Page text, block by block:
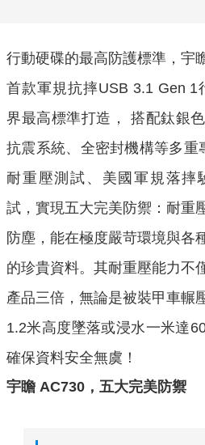
行動硬碟的最高防護標準，宇
首款軍規抗摔USB 3.1 Gen 1
界最高標準打造， 搭配鈦銀
抗震系統、全密封機構等多重
耐重壓測試、美國軍規落摔
試，實現五大完美防禦：耐重
防塵，能在極度嚴苛環境與各
的珍貴資料。其耐重壓能力不
產品三倍，無論是被裝甲車輾
1.2米高度墜落或浸水一米達
確保資料安全無虞！
宇瞻 AC730，五大完美防禦